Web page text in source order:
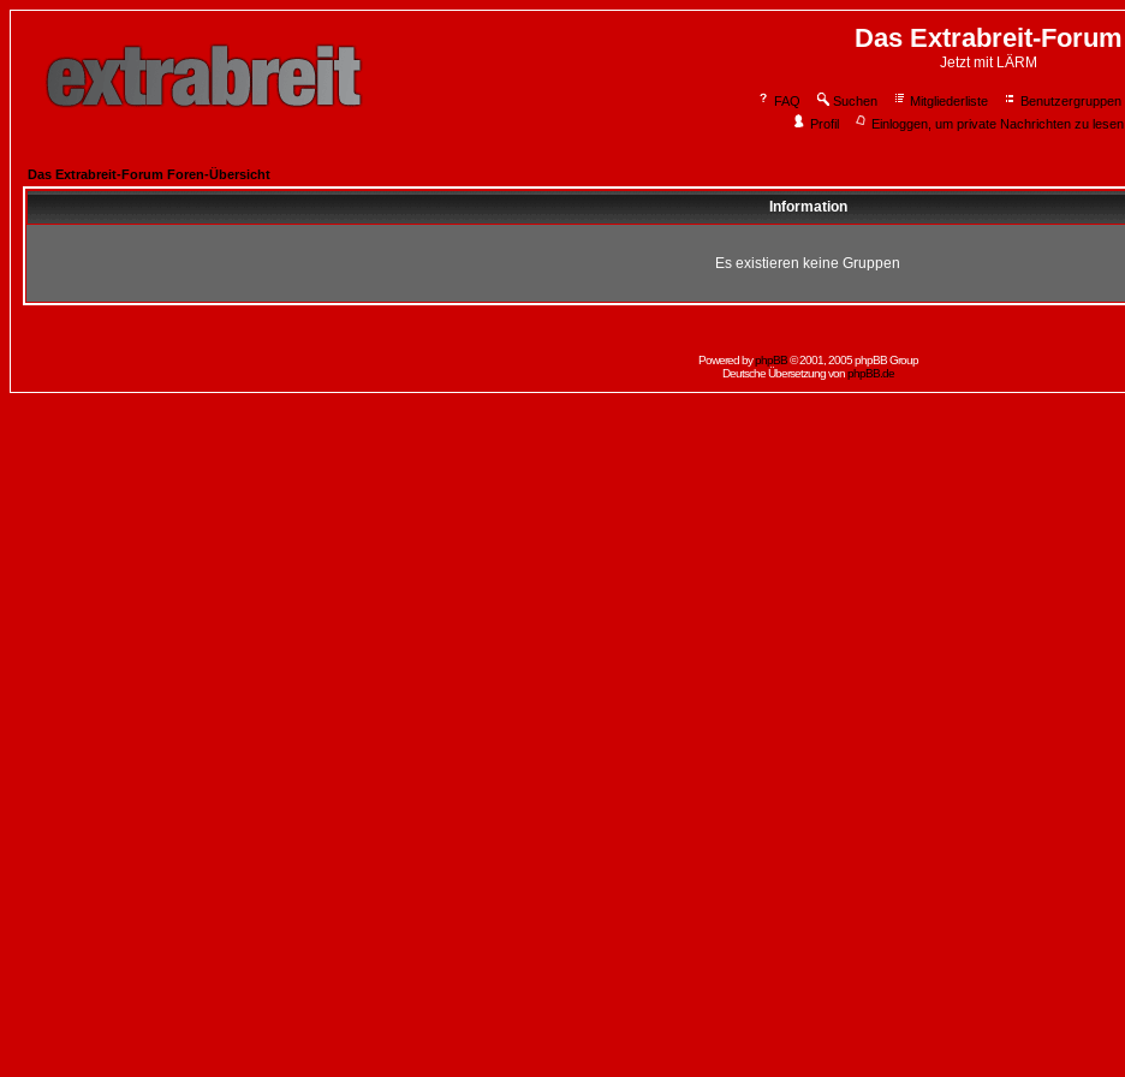
Das Extrabreit-Forum
Jetzt mit LÄRM
FAQ Suchen Mitgliederliste Benutzergruppen
Profil
Einloggen, um private Nachrichten zu lesen
Das Extrabreit-Forum Foren-Übersicht
Information
Es existieren keine Gruppen
Powered byphpBB© 2001, 2005 phpBB Group
Deutsche Übersetzung vonphpBB.de